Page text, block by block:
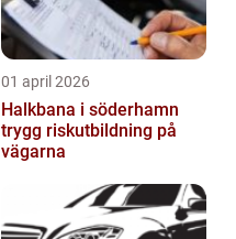
01 april 2026
Halkbana i söderhamn
trygg riskutbildning på
vägarna